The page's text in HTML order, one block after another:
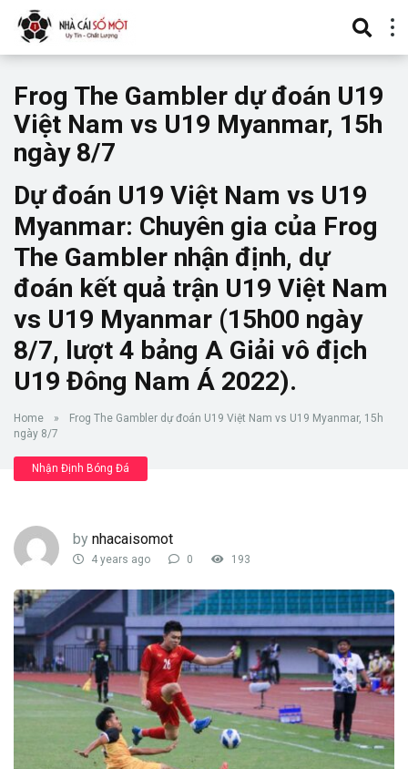
Frog The Gambler dự đoán U19
Việt Nam vs U19 Myanmar, 15h
ngày 8/7
Dự đoán U19 Việt Nam vs U19
Myanmar: Chuyên gia của Frog
The Gambler nhận định, dự
đoán kết quả trận U19 Việt Nam
vs U19 Myanmar (15h00 ngày
8/7, lượt 4 bảng A Giải vô địch
U19 Đông Nam Á 2022).
Home »
Frog The Gambler dự đoán U19 Việt Nam vs U19 Myanmar, 15h
ngày 8/7
Nhận Định Bóng Đá
by nhacaisomot
4 years ago 0 193